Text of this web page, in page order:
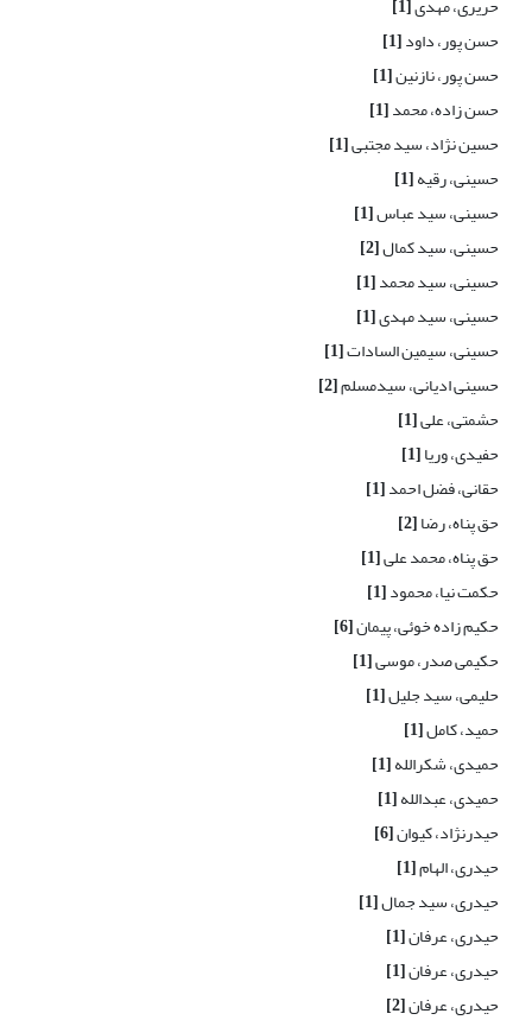
حریری، مهدی[1]
حسن پور، داود[1]
حسن پور، نازنین[1]
حسن زاده، محمد[1]
حسین نژاد، سید مجتبی[1]
حسینی، رقیه[1]
حسینی، سید عباس[1]
حسینی، سید کمال[2]
حسینی، سید محمد[1]
حسینی، سید مهدی[1]
حسینی، سیمین السادات[1]
حسینی ادیانی، سیدمسلم[2]
حشمتی، علی[1]
حفیدی، وریا[1]
حقانی، فضل احمد[1]
حق پناه، رضا[2]
حق پناه، محمد علی[1]
حکمت نیا، محمود[1]
حکیم زاده خوئی، پیمان[6]
حکیمی صدر، موسی[1]
حلیمی، سید جلیل[1]
حمید، کامل[1]
حمیدی، شکرالله[1]
حمیدی، عبدالله[1]
حیدرنژاد، کیوان[6]
حیدری، الهام[1]
حیدری، سید جمال[1]
حیدری، عرفان[1]
حیدری، عرفان[1]
حیدری، عرفان[2]